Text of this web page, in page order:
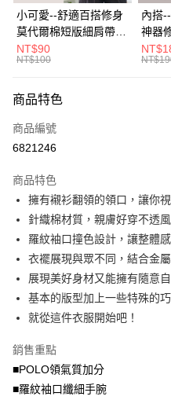
悠遊付
Google Pay
全盈+PAY
大哥付你分期
【大哥付你分期使用說明】
1.本服務由台灣大哥大提供，台灣大
流程，驗證手機門號後，選擇欲分
成交易。
3.實際核准額度、可分期數及費用金
4.訂單成立30分鐘內，如未前往確
法說明評估內容。
【繳款方式說明】
1.分期款項不併入電信帳單，「大
醒簡訊。
2.透過簡訊連結打開帳單後，可選擇
帳／街口支付／iPASS MONEY」等
【注意事項】
1.本服務係由「台灣大哥大股份有
用戶於交易時，得透過本服務購買
買賣價金債權讓與本公司後，依約使
AFTEE先享後付
【關於「AFTEE先享後付」】
AFTEE先享後付是「在收到商品之
便利好安心！
１．簡單：不需註冊會員、不需綁卡
２．便利：只要手機號碼，簡訊認
３．安心：先確認商品／服務後，再
【「AFTEE先享後付」結帳流程】
１．於結帳方式選擇「AFTEE先享
２．訂單成立數日內，您將收到繳費
ATM／網路銀行／等多元方式進行付
※ 請注意：結帳手續完成當下不需
購買商品的店家。未經商家同意取
後付繳納相關費用。
ATM付款
全家取貨付款
每筆NT$70，滿NT$699(含以上
付款後全家取貨
7-11取貨付款
每筆NT$70，滿NT$799(含以上)
小可愛--舒適百搭修身
莫代爾棉短版細肩帶素
色背心(白.黑.灰L-2L)-
U582眼圈熊中大尺碼
NT$90
NT$100
內搭
神器
內搭
6L)-
商品特色
商品編號
6821246
商品特色
擁有襯衫翻領的領口，讓你
針織棉材質，親膚好穿不透風
羅紋袖口撞色設計，讓整體
衣襬展現與眾不同，結合金
展現美好身材又能擁有隨意
基本的版型加上一些特殊的
就從這件衣服開始吧！
銷售重點
■POLO領氣質加分
■羅紋袖口纖細手腕